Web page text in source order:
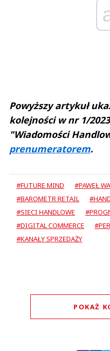
Powyższy artykuł
kolejności w nr 1/
"Wiadomości
prenumeratorem.
#FUTURE MIND
#PAWEŁ
#BAROMETR RETAIL
#SIECI HANDLOWE
#DIGITAL COMMERCE
#KANAŁY SPRZEDAŻY
POKAŻ